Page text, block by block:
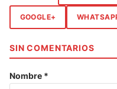
GOOGLE+
SIN COMENTARIOS
Nombre *